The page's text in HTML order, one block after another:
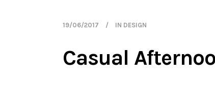
19/06/2017 IN DESIGN
Casual